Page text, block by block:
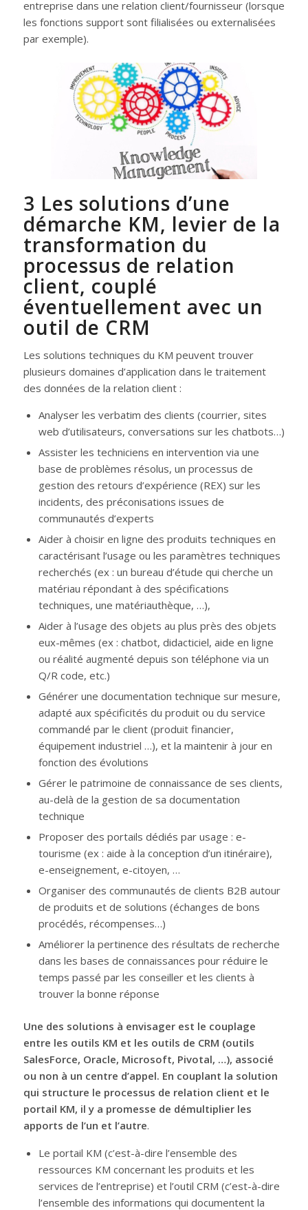
entreprise dans une relation client/fournisseur (lorsque
les fonctions support sont filialisées ou externalisées
par exemple).
3 Les solutions d’une
démarche KM, levier de la
transformation du
processus de relation
client, couplé
éventuellement avec un
outil de CRM
Les solutions techniques du KM peuvent trouver
plusieurs domaines d’application dans le traitement
des données de la relation client :
Analyser les verbatim des clients (courrier, sites
web d’utilisateurs, conversations sur les chatbots…)
Assister les techniciens en intervention via une
base de problèmes résolus, un processus de
gestion des retours d’expérience (REX) sur les
incidents, des préconisations issues de
communautés d’experts
Aider à choisir en ligne des produits techniques en
caractérisant l’usage ou les paramètres techniques
recherchés (ex : un bureau d’étude qui cherche un
matériau répondant à des spécifications
techniques, une matériauthèque, …),
Aider à l’usage des objets au plus près des objets
eux-mêmes (ex : chatbot, didacticiel, aide en ligne
ou réalité augmenté depuis son téléphone via un
Q/R code, etc.)
Générer une documentation technique sur mesure,
adapté aux spécificités du produit ou du service
commandé par le client (produit financier,
équipement industriel …), et la maintenir à jour en
fonction des évolutions
Gérer le patrimoine de connaissance de ses clients,
au-delà de la gestion de sa documentation
technique
Proposer des portails dédiés par usage : e-
tourisme (ex : aide à la conception d’un itinéraire),
e-enseignement, e-citoyen, …
Organiser des communautés de clients B2B autour
de produits et de solutions (échanges de bons
procédés, récompenses…)
Améliorer la pertinence des résultats de recherche
dans les bases de connaissances pour réduire le
temps passé par les conseiller et les clients à
trouver la bonne réponse
Une des solutions à envisager est le couplage
entre les outils KM et les outils de CRM (outils
SalesForce, Oracle, Microsoft, Pivotal, …), associé
ou non à un centre d’appel. En couplant la solution
qui structure le processus de relation client et le
portail KM, il y a promesse de démultiplier les
apports de l’un et l’autre.
Le portail KM (c’est-à-dire l’ensemble des
ressources KM concernant les produits et les
services de l’entreprise) et l’outil CRM (c’est-à-dire
l’ensemble des informations qui documentent la